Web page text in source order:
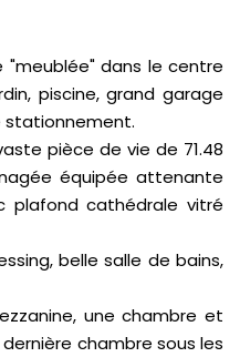
"meublée" dans le centre
piscine, grand garage
stationnement.
pièce de vie de 71.48
équipée attenante
plafond cathédrale vitré
belle salle de bains,
une chambre et
chambre sous les